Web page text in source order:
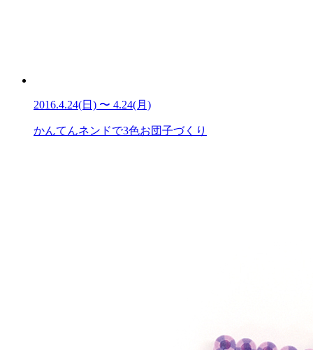
2016.4.24(日) 〜 4.24(月)
かんてんネンドで3色お団子づくり